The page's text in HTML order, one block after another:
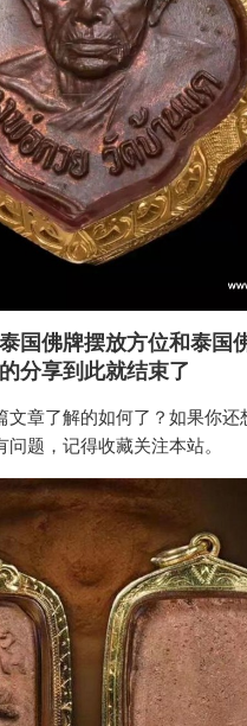
佛牌摆放方位和泰国
分享到此就结束了
文章了解的如何了？如果你还
题，记得收藏关注本站。